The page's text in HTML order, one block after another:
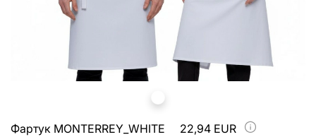
Фартук MONTERREY_WHITE 22,94 EUR